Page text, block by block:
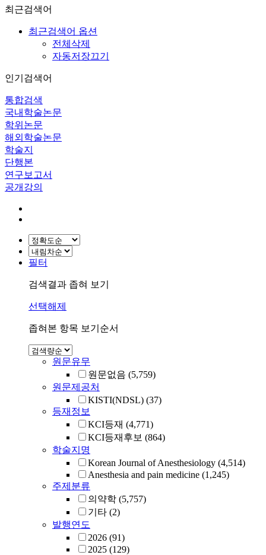
최근검색어
최근검색어 옵션
전체삭제
자동저장끄기
인기검색어
통합검색
국내학술논문
학위논문
해외학술논문
학술지
단행본
연구보고서
공개강의
필터
검색결과 좁혀 보기
선택해제
좁혀본 항목 보기순서
원문유무
원문없음 (5,759)
원문제공처
KISTI(NDSL) (37)
등재정보
KCI등재 (4,771)
KCI등재후보 (864)
학술지명
Korean Journal of Anesthesiology (4,514)
Anesthesia and pain medicine (1,245)
주제분류
의약학 (5,757)
기타 (2)
발행연도
2026 (91)
2025 (129)